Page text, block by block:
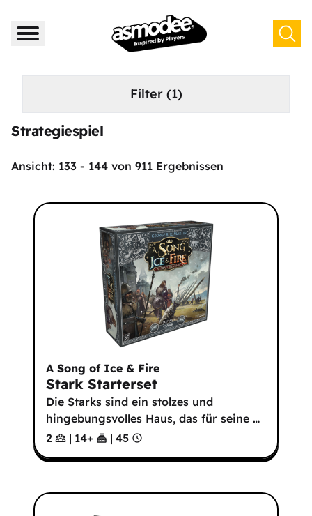
Filter (1)
Strategiespiel
Ansicht: 133 - 144 von 911 Ergebnissen
A Song of Ice & Fire
Stark Starterset
Die Starks sind ein stolzes und
hingebungsvolles Haus, das für seine …
2
| 14+ | 45